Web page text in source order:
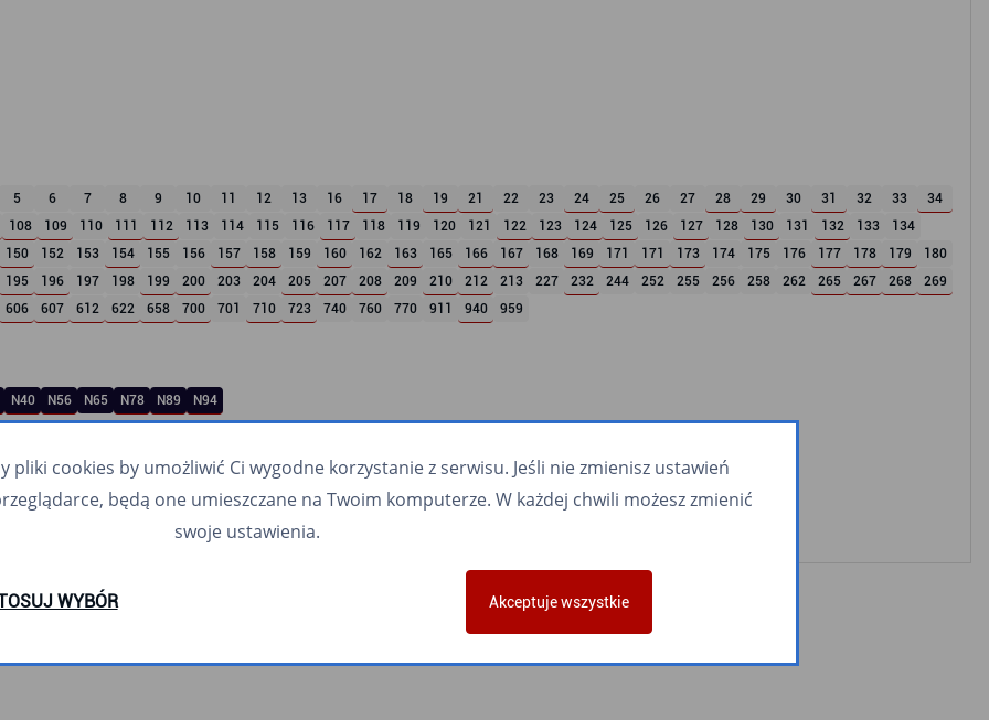
5 6 7 8 9 10 11 12 13 16 17 18 19 21 22 23 24 25 26 27 28 29 30 31 32 33
34
108
109 110 111 112 113 114 115 116 117 118 119 120 121 122 123 124 125 126 127 128 130 131 132 133
134
150
152 153 154 155 156 157 158 159 160 162 163 165 166 167 168 169 171 171 173 174 175 176 177 178 179
180
195
196 197 198 199 200 203 204 205 207 208 209 210 212 213 227 232 244 252 255 256 258 262 265 267 268
269
606
607 612 622 658 700 701 710 723 740 760 770 911 940 959
N40 N56 N65 N78 N89 N94
cookies by umożliwić Ci wygodne korzystanie z serwisu. Jeśli nie zmienisz ustawień
będą one umieszczane na Twoim komputerze. W każdej chwili możesz zmienić
swoje ustawienia.
WYBÓR Akceptuje wszystkie